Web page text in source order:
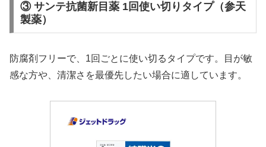
③ サンテ抗菌新目薬 1回使い切りタイプ（参天
製薬）
防腐剤フリーで、1回ごとに使い切るタイプです。目が敏
感な方や、清潔さを最優先したい場合に適しています。